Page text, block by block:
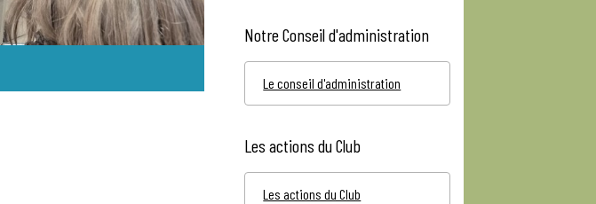
Notre Conseil d'administration
Le conseil d'administration
Les actions du Club
Les actions du Club